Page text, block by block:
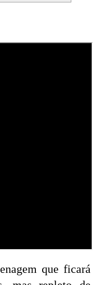
que ficará